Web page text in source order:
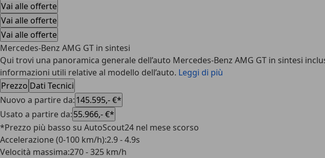
Vai alle offerte
Vai alle offerte
Vai alle offerte
Mercedes-Benz AMG GT in sintesi
Qui trovi una panoramica generale dell’auto Mercedes-Benz AMG GT in sintesi
informazioni utili relative al modello dell’auto. Leggi di più
Prezzo Dati Tecnici
Nuovo a partire da:145.595,- €*
Usato a partire da:55.966,- €*
*Prezzo più basso su AutoScout24 nel mese scorso
Accelerazione (0-100 km/h):2.9 - 4.9s
Velocità massima:270 - 325 km/h